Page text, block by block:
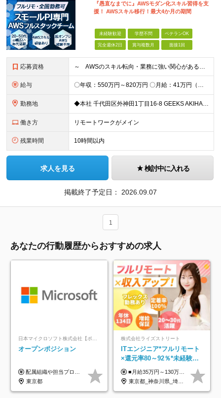
『愚直なまでに』AWSモダン化スキル習得を支
援！ AWSスキル移行！最大4か月の期間
未経験歓迎 学歴不問 ベテランOK
完全週休2日 賞与複数月 面接1回
応募資格 ～ AWSのスキル転向・業務に強い関心がある方、仲間になりませんか？ ～ 【必須条件】 ・学歴不問 ・Webシステム構築経験がある方 ・インフラ、アーキテクチャーの理解、関心がある方 ◆賞与年2回
給与 〇年収：550万円～820万円 〇月給：41万円（固定残業100,898円含）～ 60万円（固定残業152,929円含）＋賞与＋資格手当 ※固定残業は45時間（当社の平均残業は8時間です）。 万が一
勤務地 ◆本社 千代田区外神田1丁目16-8 GEEKS AKIHABARA 3階 ◆リモートワーク者多数 ※上記を除く当社関連勤務地
働き方 リモートワークがメイン
残業時間 10時間以内
求人を見る 検討中に入れる
掲載終了予定日： 2026.09.07
1
あなたの行動履歴からおすすめの求人
日本マイクロソフト株式会社【ポジションマッチ登録】
オープンポジション
配属組織や担当プロジェクトにより異なります。 ▼参考情報 ----------------------- 年俸650万～（1/12を月々支給） ※経験、能力を考慮の上、当社規定により優遇いたします。 ※時間外、休日出勤、深夜手当に対する賃金も基本年俸に含みます。
東京都
株式会社ライズストリート
ITエンジニア*フルリモート
×還元率80～92％*未経験歓
迎*年休134日*月給35万～*
定着率100%
■月給35万円～130万円＋賞与年2回＋各種手当 ※システムエンジニアの経験をお持ちの方は月給41万円以上＋賞与年2回（108万円～）＋手当 ■単価（年収）アップのチャンスは最大年12回 ※残業代は1分単位で100％全額支給。サービス残業などは一切ありません ※試用期間6ヵ月（試用期間中の待遇・給与に差はありません）
東京都_神奈川県_埼玉県_千葉県_大阪府_愛知県_北海道_青森県_岩手県_宮城県_秋田県_山形県_福島県_茨城県_栃木県_群馬県_新潟県_山梨県_長野県_富山県_石川県_福井県_静岡県_岐阜県_三重県_兵庫県_京都府_滋賀県_奈良県_和歌山県_広島県_岡山県_鳥取県_島根県_山口県_徳島県_香川県_愛媛県_高知県_福岡県_熊本県_佐賀県_長崎県_大分県_宮崎県_鹿児島県_沖縄県